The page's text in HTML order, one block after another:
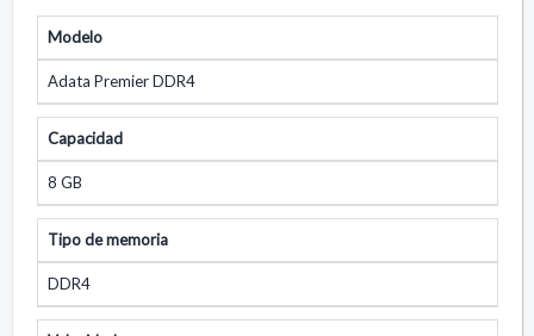
Modelo
Adata Premier DDR4
Capacidad
8 GB
Tipo de memoria
DDR4